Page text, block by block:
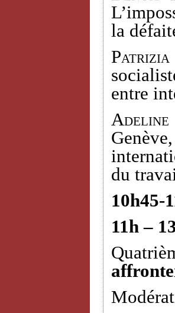
la
entre
du
10h45-
11h –